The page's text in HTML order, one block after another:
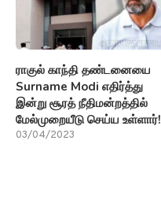
ராகுல் காந்தி தண்டனையை
Surname Modi எதிர்த்து
இன்று சூரத் நீதிமன்றத்தில்
மேல்முறையீடு செய்ய உள்ளார்!
03/04/2023